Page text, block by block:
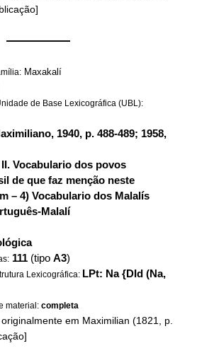
——————
Maxakalí
de Base Lexicográfica (UBL):
1940, p. 488-489; 1958,
II. Vocabulario dos povos
de que faz menção neste
– 4) Vocabulario dos Malalís
Malalí
111 (tipoA3)
Lexicográfica: LPt: Na {DId (Na,
material:completa
em Maximilian (1821, p.